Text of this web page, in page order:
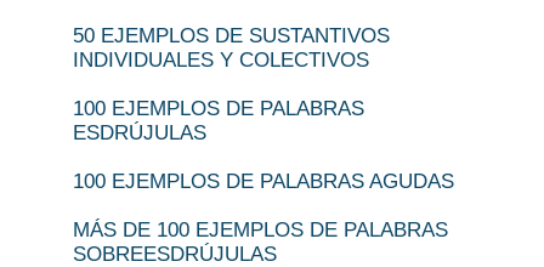
50 EJEMPLOS DE SUSTANTIVOS
INDIVIDUALES Y COLECTIVOS
100 EJEMPLOS DE PALABRAS
ESDRÚJULAS
100 EJEMPLOS DE PALABRAS AGUDAS
MÁS DE 100 EJEMPLOS DE PALABRAS
SOBREESDRÚJULAS